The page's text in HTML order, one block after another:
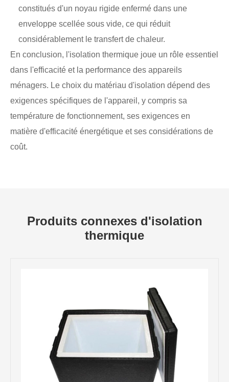
constitués d'un noyau rigide enfermé dans une
enveloppe scellée sous vide, ce qui réduit
considérablement le transfert de chaleur.
En conclusion, l'isolation thermique joue un rôle essentiel
dans l'efficacité et la performance des appareils
ménagers. Le choix du matériau d'isolation dépend des
exigences spécifiques de l'appareil, y compris sa
température de fonctionnement, ses exigences en
matière d'efficacité énergétique et ses considérations de
coût.
Produits connexes d'isolation
thermique